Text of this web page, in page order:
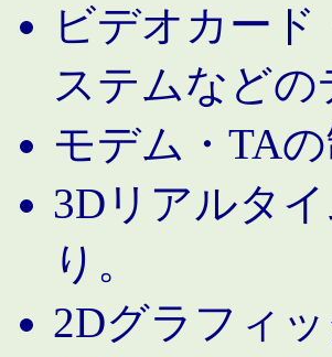
ビデオカー
ステムなど
モデム・TA
3Dリアルタ
り。
2Dグラフィ